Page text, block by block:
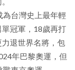
台灣史上最年輕
冠軍，18歲再打
退世界名將，包
年巴黎奧運，但